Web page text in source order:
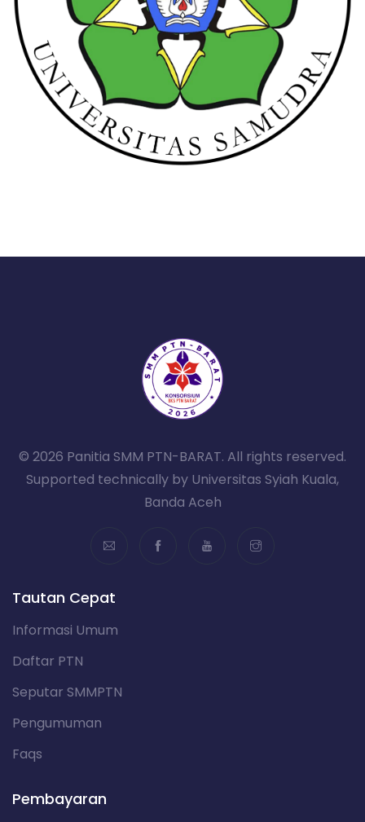
© 2026 Panitia SMM PTN-BARAT. All rights reserved.
Supported technically by Universitas Syiah Kuala,
Banda Aceh
Tautan Cepat
Informasi Umum
Daftar PTN
Seputar SMMPTN
Pengumuman
Faqs
Pembayaran